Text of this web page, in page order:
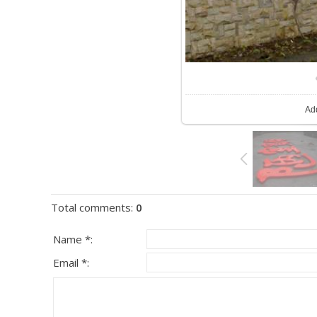
Total comments: 0
Name *:
Email *: